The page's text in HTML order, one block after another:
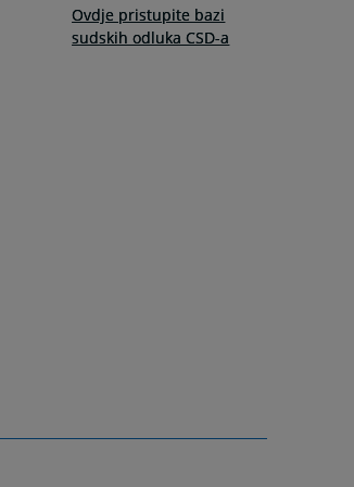
Ovdje pristupite bazi
sudskih odluka CSD-a